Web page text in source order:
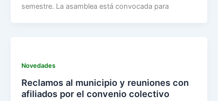
semestre. La asamblea está convocada para
Novedades
Reclamos al municipio y reuniones con
afiliados por el convenio colectivo